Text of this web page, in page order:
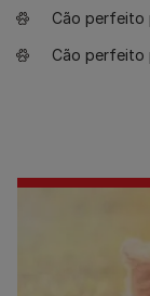
Cão perfeito
Cão perfeito